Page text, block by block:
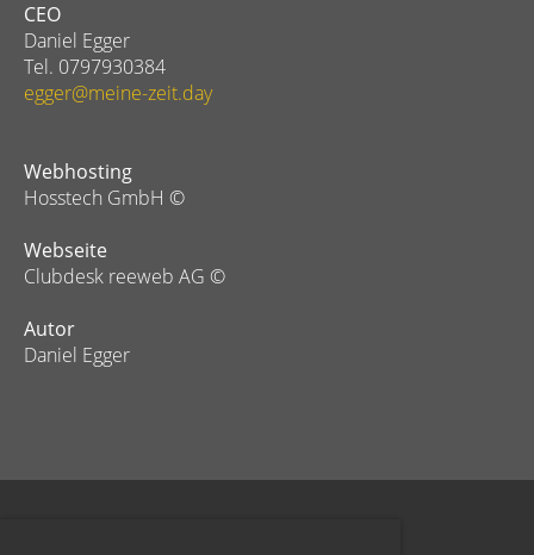
CEO
Daniel Egger
Tel. 0797930384
egger@meine-zeit.day
Webhosting
Hosstech GmbH ©
Webseite
Clubdesk reeweb AG ©
Autor
Daniel Egger